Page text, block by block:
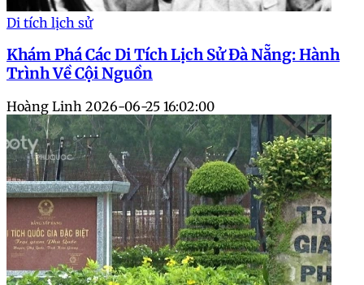
Di tích lịch sử
Khám Phá Các Di Tích Lịch Sử Đà Nẵng: Hành
Trình Về Cội Nguồn
Hoàng Linh 2026-06-25 16:02:00